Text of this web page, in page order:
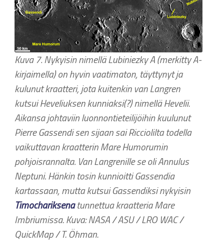
Kuva 7. Nykyisin nimellä Lubiniezky A (merkitty A-
kirjaimella) on hyvin vaatimaton, täyttynyt ja
kulunut kraatteri, jota kuitenkin van Langren
kutsui Heveliuksen kunniaksi(?) nimellä Hevelii.
Aikansa johtaviin luonnontieteilijöihin kuulunut
Pierre Gassendi sen sijaan sai Ricciolilta todella
vaikuttavan kraatterin Mare Humorumin
pohjoisrannalta. Van Langrenille se oli Annulus
Neptuni. Hänkin tosin kunnioitti Gassendia
kartassaan, mutta kutsui Gassendiksi nykyisin
Timochariksenatunnettua kraatteria Mare
Imbriumissa. Kuva: NASA / ASU / LRO WAC /
QuickMap / T. Öhman.